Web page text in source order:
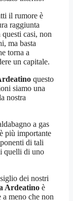
il rumore è
raggiunta
casi, non
ma basta
torna a
un capitale.
questo
siamo una
nostra
a gas
più importante
di tali
quelli di uno
dei nostri
Ardeatino è
meno che non